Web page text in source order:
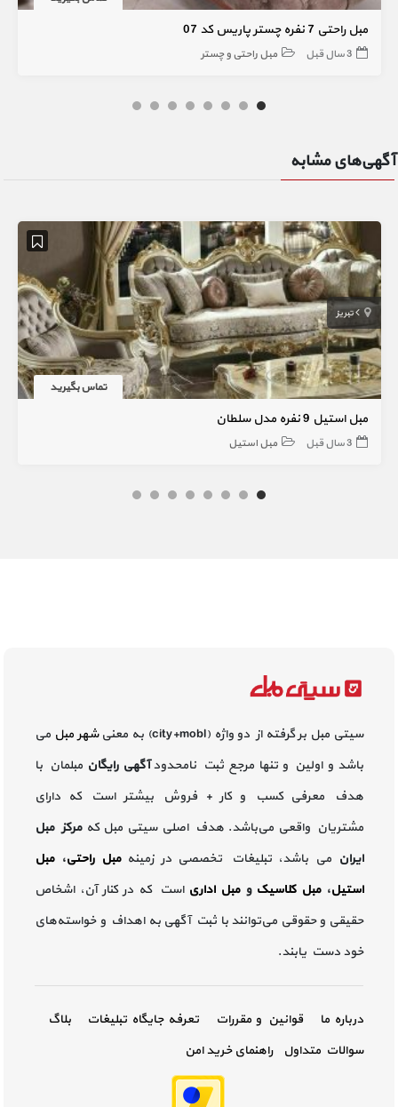
مبل راحتی 7 نفره چستر پاریس کد 07
3 سال قبل مبل راحتی و چستر
آگهی‌های مشابه
تبریز
تماس بگیرید
مبل استیل 9 نفره مدل سلطان
3 سال قبل مبل استیل
سیتی مبل بر گرفته از دو واژه (city+mobl) به معنی شهر مبل می
باشد و اولین و تنها مرجع ثبت نامحدودآگهی رایگان مبلمان با
هدف معرفی کسب و کار + فروش بیشتر است که دارای
مشتریان واقعی می‌باشد. هدف اصلی سیتی مبل کهمرکز مبل
ایران می باشد، تبلیغات تخصصی در زمینه مبل راحتی،مبل
استیل،مبل کلاسیک ومبل اداری است که در کنار آن، اشخاص
حقیقی و حقوقی می‌توانند با ثبت آگهی به اهداف و خواسته‌های
خود دست یابند.
درباره ما قوانین و مقررات تعرفه جایگاه تبلیغات
بلاگ
سوالات متداول
راهنمای خرید امن